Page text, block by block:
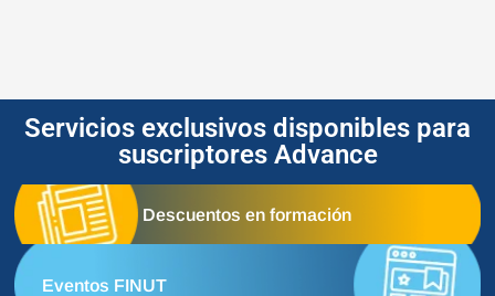
Servicios exclusivos disponibles para
suscriptores Advance
Descuentos en formación
Eventos FINUT